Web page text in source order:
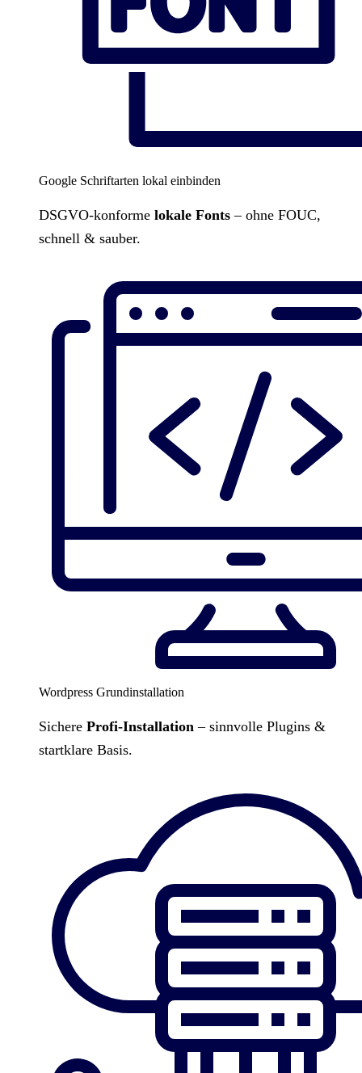
Google Schriftarten lokal einbinden
DSGVO-konforme lokale Fonts – ohne FOUC,
schnell & sauber.
Wordpress Grundinstallation
Sichere Profi-Installation – sinnvolle Plugins &
startklare Basis.